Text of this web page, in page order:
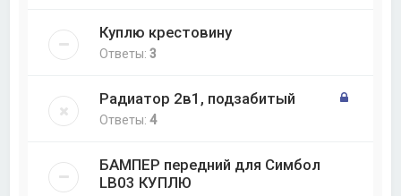
Куплю крестовину
Ответы:3
Радиатор 2в1, подзабитый
Ответы:4
БАМПЕР передний для Симбол
LB03 КУПЛЮ